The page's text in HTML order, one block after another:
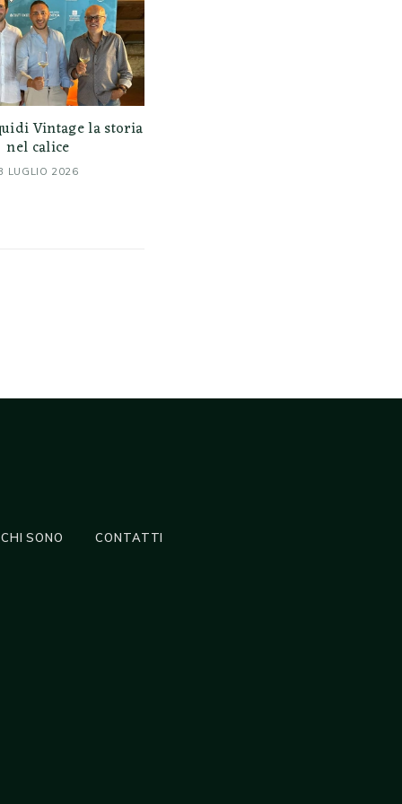
Vintage la storia
nel calice
LUGLIO 2026
CHI SONO CONTATTI